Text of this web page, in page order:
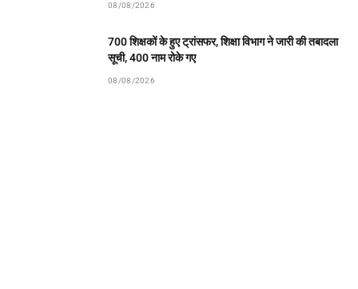
08/08/2026
700 शिक्षकों के हुए ट्रांसफर, शिक्षा विभाग ने जारी की तबादला
सूची, 400 नाम रोके गए
08/08/2026